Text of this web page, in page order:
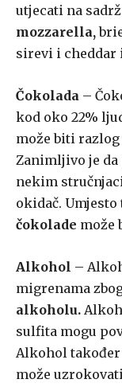
utjecati na
mozzarella,
sirevi i cheddar
Čokolada –
kod oko 22%
može biti
Zanimljivo je da
nekim
okidač. Umjesto
čokolade može
Alkohol –
migrenama
alkoholu.
sulfita mogu
Alkohol također
može